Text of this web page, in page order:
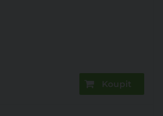
Koupit